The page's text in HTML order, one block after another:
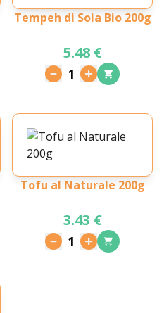
Tempeh di Soia Bio 200g
5.48 €
1
Tofu al Naturale 200g
3.43 €
1